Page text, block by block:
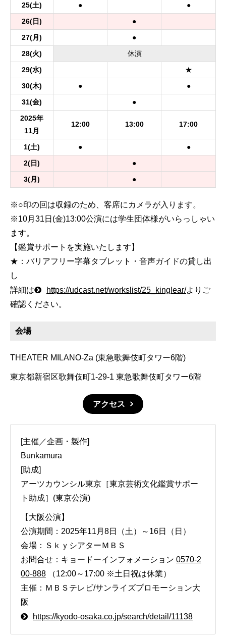
25(土) ●
●
26(日)
●
27(月)
●
28(火) 休演
29(水)
★
30(木) ●
●
31(金)
●
2025年
11月
12:00 13:00 17:00
1(土) ●
●
2(日)
●
3(月) ●
※○印の回は収録のため、客席にカメラが入ります。
※10月31日(金)13:00公演には学生団体様がいらっしゃい
ます。
【鑑賞サポートを実施いたします】
★：バリアフリー字幕タブレット・音声ガイドの貸し出
し
詳細は
https://udcast.net/workslist/25_kinglear/よりご
確認ください。
会場
THEATER MILANO-Za (東急歌舞伎町タワー6階)
東京都新宿区歌舞伎町1-29-1 東急歌舞伎町タワー6階
アクセス
[主催／企画・製作]
Bunkamura
[助成]
アーツカウンシル東京［東京芸術文化鑑賞サポー
ト助成］(東京公演)
【大阪公演】
公演期間：2025年11月8日（土）～16日（日）
会場：ＳｋｙシアターＭＢＳ
お問合せ：キョードーインフォメーション 0570-2
00-888 （12:00～17:00 ※土日祝は休業）
主催：ＭＢＳテレビ/サンライズプロモーション大
阪
https://kyodo-osaka.co.jp/search/detail/11138